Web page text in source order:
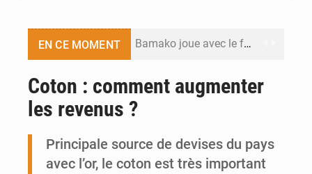
EN CE MOMENT Bamako joue avec le feu
AfroBasket U18 : Le Mali défend sa double couronne à Abidjan
Coton : comment augmenter
les revenus ?
Principale source de devises du pays
avec l’or, le coton est très important